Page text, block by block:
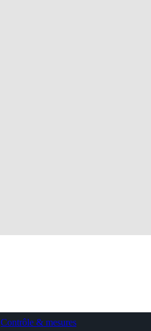
Contrôle & mesures